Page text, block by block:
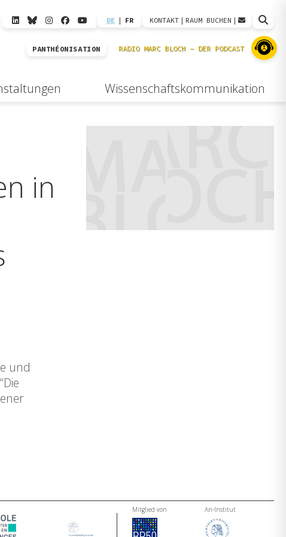
DE | FR KONTAKT | RAUM BUCHEN |
PANTHÉONISATION
Wissenschaftskommunikation
in
und
Mitglied von An-Institut